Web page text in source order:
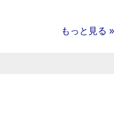
もっと見る »